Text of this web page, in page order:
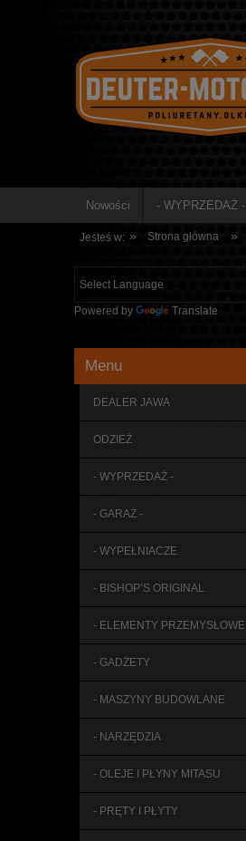
Nowości - WYPRZEDAŻ -
Jesteś w: » Strona główna »
Powered by Translate
Menu
DEALER JAWA
ODZIEŻ
- WYPRZEDAŻ -
- GARAŻ -
- WYPEŁNIACZE
- BISHOP’S ORIGINAL
- ELEMENTY PRZEMYSŁOWE
- GADŻETY
- MASZYNY BUDOWLANE
- NARZĘDZIA
- OLEJE I PŁYNY MITASU
- PRĘTY I PŁYTY